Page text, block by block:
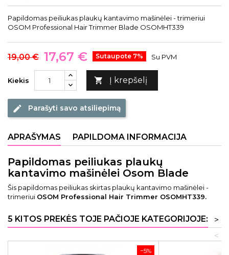
Papildomas peiliukas plaukų kantavimo mašinėlei - trimeriui
OSOM Professional Hair Trimmer Blade OSOMHT339
19,00 € 17,67 € Sutaupote 7% Su PVM
Kiekis  Į krepšelį
edit Parašyti savo atsiliepimą
APRAŠYMAS PAPILDOMA INFORMACIJA
Papildomas peiliukas plaukų
kantavimo mašinėlei Osom Blade
Šis papildomas peiliukas skirtas plaukų kantavimo mašinėlei -
trimeriui OSOM Professional Hair Trimmer OSOMHT339.
5 KITOS PREKĖS TOJE PAČIOJE KATEGORIJOJE:
>
<
−5%